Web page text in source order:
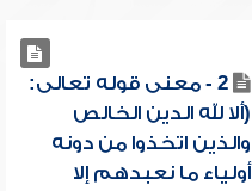
2 - معنى قوله تعالى:
(ألا لله الدين الخالص
والذين اتخذوا من دونه
أولياء ما نعبدهم إلا